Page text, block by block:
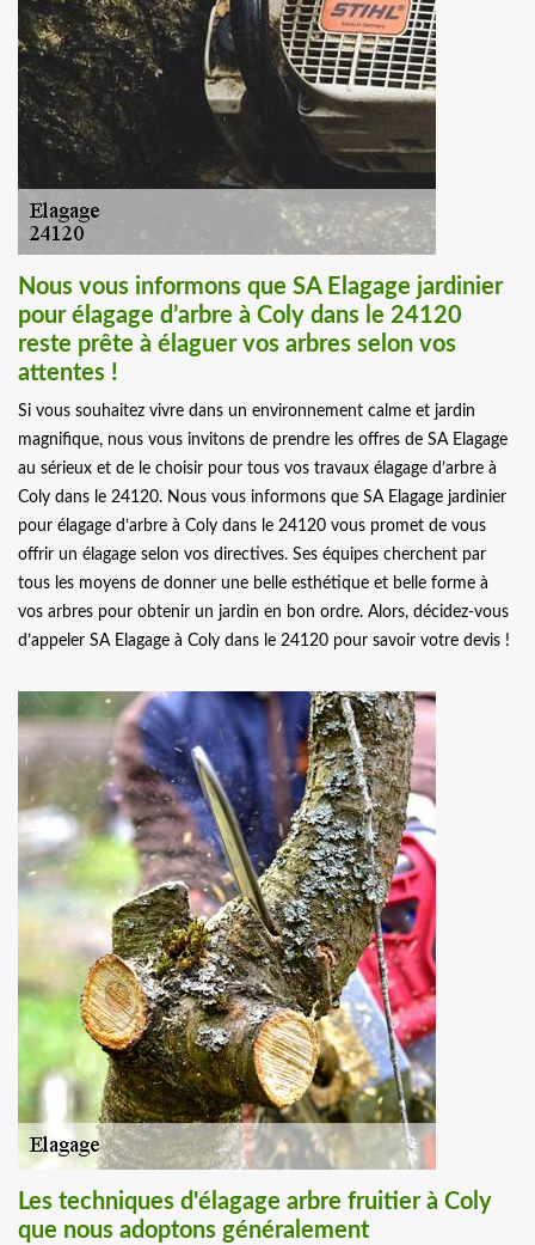
Nous vous informons que SA Elagage jardinier
pour élagage d’arbre à Coly dans le 24120
reste prête à élaguer vos arbres selon vos
attentes !
Si vous souhaitez vivre dans un environnement calme et jardin
magnifique, nous vous invitons de prendre les offres de SA Elagage
au sérieux et de le choisir pour tous vos travaux élagage d’arbre à
Coly dans le 24120. Nous vous informons que SA Elagage jardinier
pour élagage d’arbre à Coly dans le 24120 vous promet de vous
offrir un élagage selon vos directives. Ses équipes cherchent par
tous les moyens de donner une belle esthétique et belle forme à
vos arbres pour obtenir un jardin en bon ordre. Alors, décidez-vous
d’appeler SA Elagage à Coly dans le 24120 pour savoir votre devis !
Les techniques d'élagage arbre fruitier à Coly
que nous adoptons généralement